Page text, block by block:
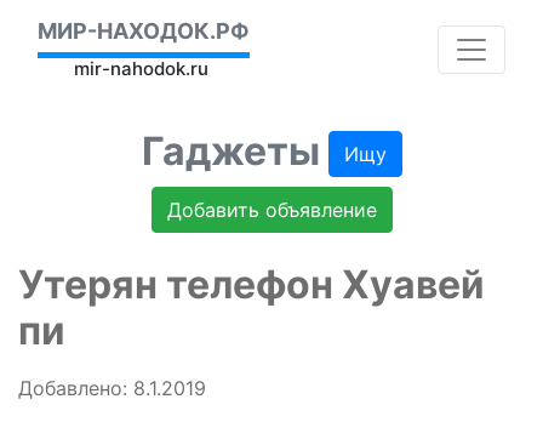
МИР-НАХОДОК.РФ
mir-nahodok.ru
Гаджеты Ищу
Добавить объявление
Утерян телефон Хуавей
пи
Добавлено: 8.1.2019